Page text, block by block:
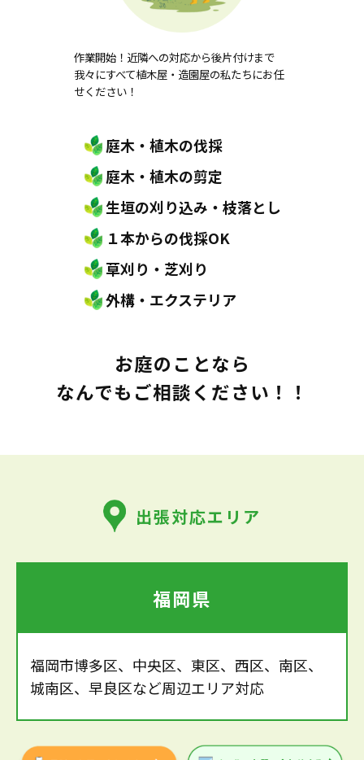
作業開始！近隣への対応から後片付けまで
我々にすべて植木屋・造園屋の私たちにお任
せください！
庭木・植木の伐採
庭木・植木の剪定
生垣の刈り込み・枝落とし
１本からの伐採OK
草刈り・芝刈り
外構・エクステリア
お庭のことなら
なんでもご相談ください！！
出張対応エリア
福岡県
福岡市博多区、中央区、東区、西区、南区、
城南区、早良区など周辺エリア対応